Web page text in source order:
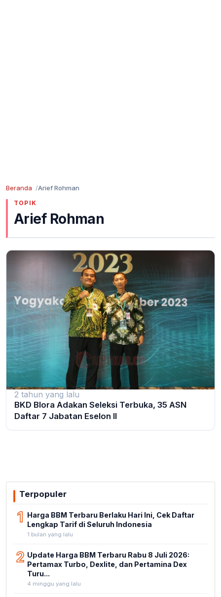
Beranda Arief Rohman
TOPIK
Arief Rohman
2 tahun yang lalu
BKD Blora Adakan Seleksi Terbuka, 35 ASN
Daftar 7 Jabatan Eselon II
Terpopuler
1 Harga BBM Terbaru Berlaku Hari Ini, Cek Daftar
Lengkap Tarif di Seluruh Indonesia
1 bulan yang lalu
2 Update Harga BBM Terbaru Rabu 8 Juli 2026:
Pertamax Turbo, Dexlite, dan Pertamina Dex
Turu...
4 minggu yang lalu